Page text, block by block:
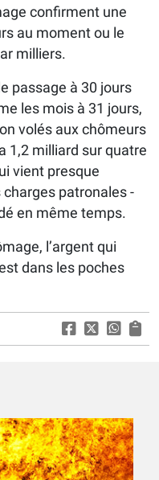
confirment une
au moment ou le
milliers.
passage à 30 jours
les mois à 31 jours,
volés aux chômeurs
1,2 milliard sur quatre
vient presque
patronales -
en même temps.
l’argent qui
dans les poches